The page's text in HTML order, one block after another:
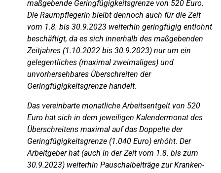
maßgebende Geringfügigkeitsgrenze von 520 Euro.
Die Raumpflegerin bleibt dennoch auch für die Zeit
vom 1.8. bis 30.9.2023 weiterhin geringfügig entlohnt
beschäftigt, da es sich innerhalb des maßgebenden
Zeitjahres (1.10.2022 bis 30.9.2023) nur um ein
gelegentliches (maximal zweimaliges) und
unvorhersehbares Überschreiten der
Geringfügigkeitsgrenze handelt.
Das vereinbarte monatliche Arbeitsentgelt von 520
Euro hat sich in dem jeweiligen Kalendermonat des
Überschreitens maximal auf das Doppelte der
Geringfügigkeitsgrenze (1.040 Euro) erhöht. Der
Arbeitgeber hat (auch in der Zeit vom 1.8. bis zum
30.9.2023) weiterhin Pauschalbeiträge zur Kranken-